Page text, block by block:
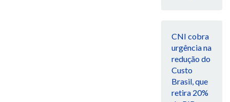
CNI cobra
urgência na
redução do
Custo
Brasil, que
retira 20%